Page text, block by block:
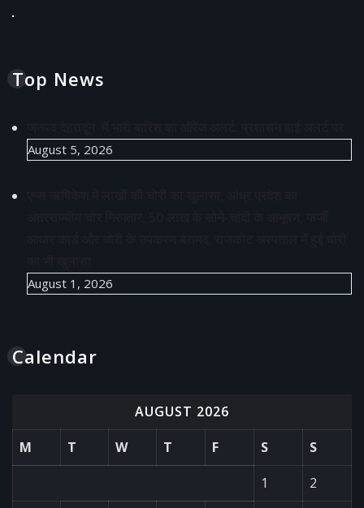
Top News
August 5, 2026
August 1, 2026
Calendar
AUGUST 2026
M
T W T F S
S
1
2